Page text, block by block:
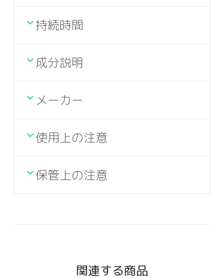
持続時間
成分説明
メーカー
使用上の注意
保管上の注意
関連する商品